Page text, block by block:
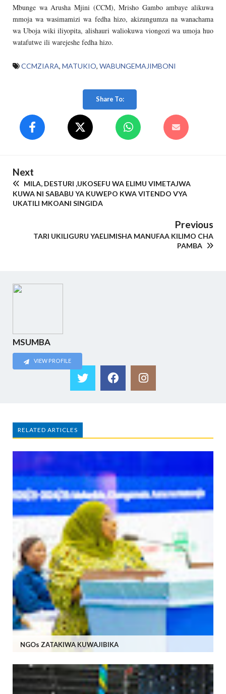
Mbunge wa Arusha Mjini (CCM), Mrisho Gambo ambaye alikuwa
mmoja wa wasimamizi wa fedha hizo, akizungumza na wanachama
wa Uboja wiki iliyopita, alishauri waliokuwa viongozi wa umoja huo
watafutwe ili warejeshe fedha hizo.
CCMZIARA, MATUKIO, WABUNGEMAJIMBONI
Share To:
Next
MILA, DESTURI ,UKOSEFU WA ELIMU VIMETAJWA
KUWA NI SABABU YA KUWEPO KWA VITENDO VYA
UKATILI MKOANI SINGIDA
Previous
TARI UKILIGURU YAELIMISHA MANUFAA KILIMO CHA
PAMBA
MSUMBA
VIEW PROFILE
RELATED ARTICLES
NGOs ZATAKIWA KUWAJIBIKA